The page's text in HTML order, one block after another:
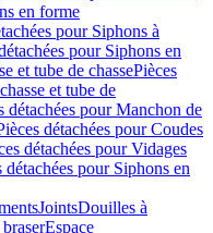
en forme
pour Siphons à
pour Siphons en
et tube de chassePièces
et tube de
détachées pour Manchon de
détachées pour Coudes
détachées pour Vidages
détachées pour Siphons en
JointsDouilles à
Espace